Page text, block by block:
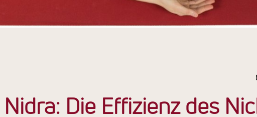
Nidra: Die Effizienz des